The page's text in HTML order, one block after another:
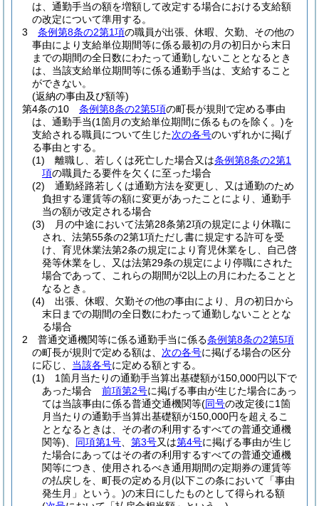
は、通勤手当の額を増額して改定する場合における支給額
の改定について準用する。
3
条例第8条の2第1項の職員が出張、休暇、欠勤、その他の
事由により支給単位期間等に係る最初の月の初日から末日
までの期間の全日数にわたって通勤しないこととなるとき
は、当該支給単位期間等に係る通勤手当は、支給すること
ができない。
(返納の事由及び額等)
第4条の10
条例第8条の2第5項の町長が規則で定める事由
は、通勤手当(1箇月の支給単位期間に係るものを除く。)を
支給される職員について生じた次の各号のいずれかに掲げ
る事由とする。
(1)
離職し、若しくは死亡した場合又は条例第8条の2第1
項の職員たる要件を欠くに至った場合
(2)
通勤経路若しくは通勤方法を変更し、又は通勤のため
負担する運賃等の額に変更があったことにより、通勤手
当の額が改定される場合
(3)
月の中途において法第28条第2項の規定により休職に
され、法第55条の2第1項ただし書に規定する許可を受
け、育児休業法第2条の規定により育児休業をし、自己啓
発等休業をし、又は法第29条の規定により停職にされた
場合であって、これらの期間が2以上の月にわたることと
なるとき。
(4)
出張、休暇、欠勤その他の事由により、月の初日から
末日までの期間の全日数にわたって通勤しないこととな
る場合
2
普通交通機関等に係る通勤手当に係る条例第8条の2第5項
の町長が規則で定める額は、 次の各号に掲げる場合の区分
に応じ、 当該各号に定める額とする。
(1)
1箇月当たりの通勤手当算出基礎額が150,000円以下で
あった場合 前項第2号に掲げる事由が生じた場合にあっ
ては当該事由に係る普通交通機関等(同号の改定後に1箇
月当たりの通勤手当算出基礎額が150,000円を超えるこ
ととなるときは、その者の利用するすべての普通交通機
関等)
同項第1号 第3号又は第4号に掲げる事由が生じ
た場合にあってはその者の利用するすべての普通交通機
関等につき、使用されるべき通用期間の定期券の運賃等
の払戻しを、町長の定める月(以下この条において「事由
発生月」という。)の末日にしたものとして得られる額